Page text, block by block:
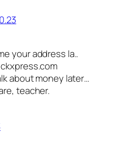
your address la..
about money later…
teacher.